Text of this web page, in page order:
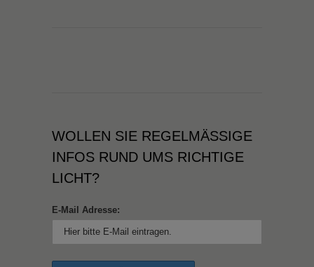
WOLLEN SIE REGELMÄSSIGE I
NFOS RUND UMS RICHTIGE L
ICHT?
E-Mail Adresse: